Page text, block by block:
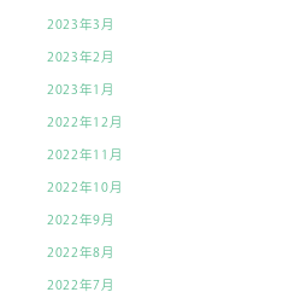
2023年3月
2023年2月
2023年1月
2022年12月
2022年11月
2022年10月
2022年9月
2022年8月
2022年7月